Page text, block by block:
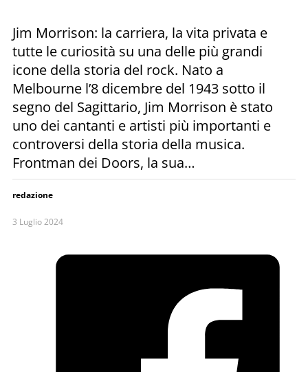
Jim Morrison: la carriera, la vita privata e
tutte le curiosità su una delle più grandi
icone della storia del rock. Nato a
Melbourne l’8 dicembre del 1943 sotto il
segno del Sagittario, Jim Morrison è stato
uno dei cantanti e artisti più importanti e
controversi della storia della musica.
Frontman dei Doors, la sua…
redazione
3 Luglio 2024